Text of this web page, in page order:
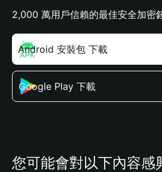
2,000 萬用戶信賴的最佳安全加密
Android 安裝包 下載
Google Play 下載
您可能會對以下內容感